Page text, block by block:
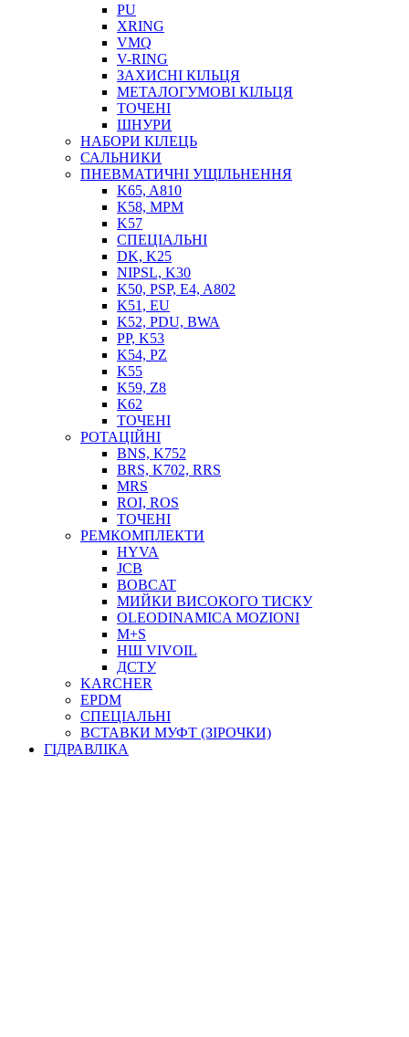
ПІСТОЛЕТИ
НАСОСИ ТА ПОМПИ
НАГНІТАЧІ
МУФТИ (НАСАДКИ) ДЛЯ ШПРИЦІВ
МАСЛЯНКИ, ЛІЙКИ
ПРЕС-МАСЛЯНКИ
ШЛАНГИ, ТРУБКИ
ШПРИЦИ МАСТИЛЬНІ
ТОСОЛ, АНТИФРИЗ
ОЛИВА-ПАЛИВО
ПОВІТРЯ-ВОДА
ДЛЯ ЗВАРЮВАННЯ
НАПІРНО-ВСМОКТУЮЧІ
ФІЛЬТРИ ДЛЯ ПАЛЬНОГО
ПІДДОНИ ДЛЯ БОЧОК
МОДУЛЬНІ АЗС
МЕТРОЛОГІЧНЕ ОБЛАДНАННЯ
ЛІЧИЛЬНИКИ І ВИТРАТОМІРИ ДЛЯ ПАЛЬНОГО
КОТУШКИ ДЛЯ ШЛАНГІВ
PU
XRING
VMQ
V-RING
ЗАХИСНІ КІЛЬЦЯ
МЕТАЛОГУМОВІ КІЛЬЦЯ
ТОЧЕНІ
ШНУРИ
НАБОРИ КІЛЕЦЬ
САЛЬНИКИ
ПНЕВМАТИЧНІ УЩІЛЬНЕННЯ
K65, A810
K58, MPM
K57
СПЕЦІАЛЬНІ
DK, K25
NIPSL, K30
K50, PSP, E4, A802
K51, EU
K52, PDU, BWA
PP, K53
K54, PZ
K55
K59, Z8
K62
ТОЧЕНІ
РОТАЦІЙНІ
BNS, K752
BRS, K702, RRS
MRS
ROI, ROS
ТОЧЕНІ
РЕМКОМПЛЕКТИ
HYVA
JCB
BOBCAT
МИЙКИ ВИСОКОГО ТИСКУ
OLEODINAMICA MOZIONI
M+S
НШ VIVOIL
ДСТУ
KARCHER
EPDM
СПЕЦІАЛЬНІ
ВСТАВКИ МУФТ (ЗІРОЧКИ)
ГІДРАВЛІКА